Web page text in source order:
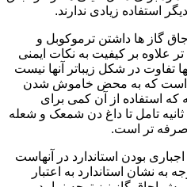
استفاده زیادی ندارند.
گاز ها داشتن ترموکوبل و
علاوه بر کیفیت به نکات ایمنی
در شکل زیباتر آنها نیست
است که به محض خاموش شدن
استفاده از آن کمی برای
تامل تا داغ دن شمعک و شعله
صرفه تر است.
بودن استاندارد در آنهاست
به نشان استاندارد به اعتبار